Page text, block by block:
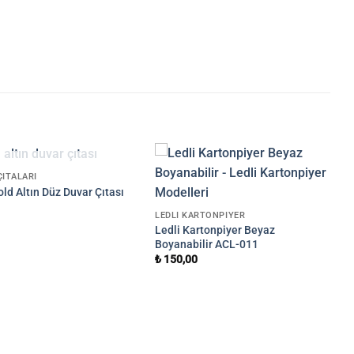
STOKTA YOK
Altın Düz Duvar Çıtası
LEDLI KARTONPIYER
Ledli Kartonpiyer Beyaz
Boyanabilir ACL-011
₺ 150,00